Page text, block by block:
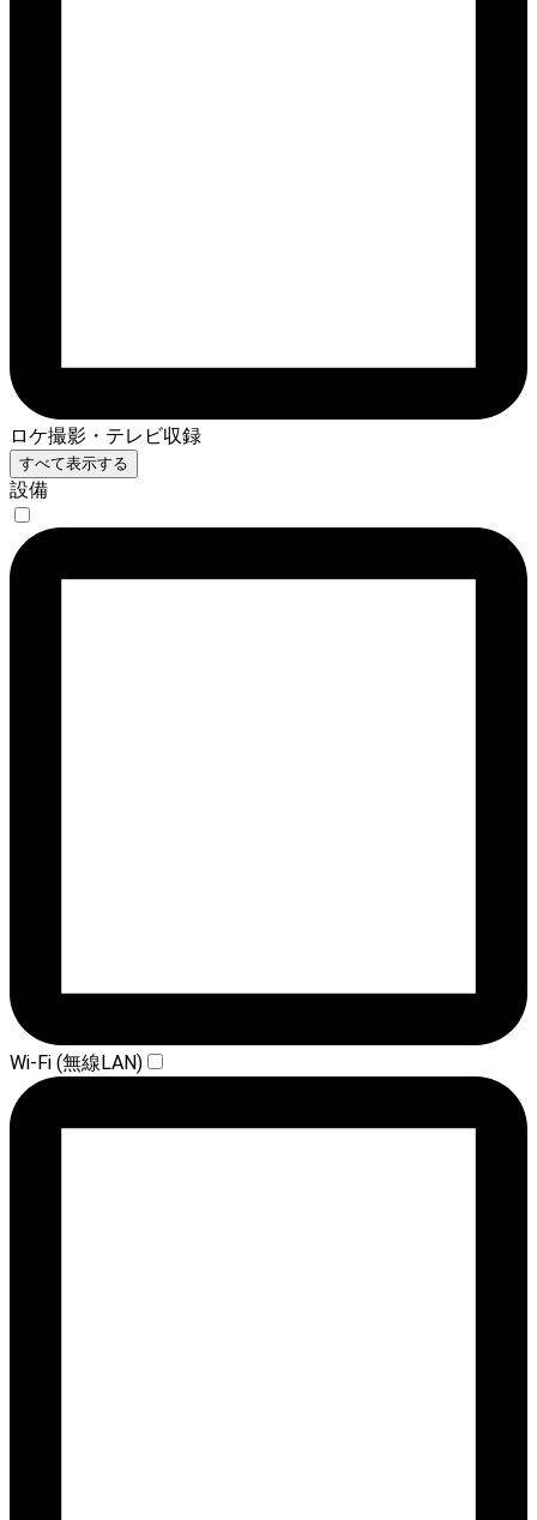
ロケ撮影・テレビ収録
すべて表示する
設備
Wi-Fi (無線LAN)